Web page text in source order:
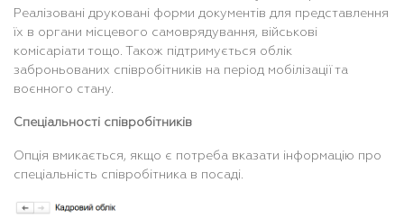
Реалізовані друковані форми документів для представлення
їх в органи місцевого самоврядування, військові
комісаріати тощо. Також підтримується облік
заброньованих співробітників на період мобілізації та
воєнного стану.
Спеціальності співробітників
Опція вмикається, якщо є потреба вказати інформацію про
спеціальність співробітника в посаді.